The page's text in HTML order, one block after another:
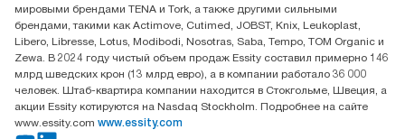
мировыми брендами TENA и Tork, а также другими сильными
брендами, такими как Actimove, Cutimed, JOBST, Knix, Leukoplast,
Libero, Libresse, Lotus, Modibodi, Nosotras, Saba, Tempo, TOM Organic и
Zewa. В 2024 году чистый объем продаж Essity составил примерно 146
млрд шведских крон (13 млрд евро), а в компании работало 36 000
человек. Штаб-квартира компании находится в Стокгольме, Швеция, а
акции Essity котируются на Nasdaq Stockholm. Подробнее на сайте
www.essity.com www.essity.com